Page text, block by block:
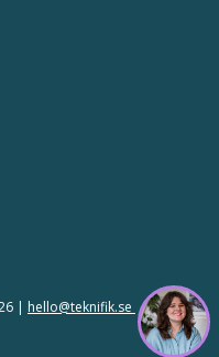
| hello@teknifik.se